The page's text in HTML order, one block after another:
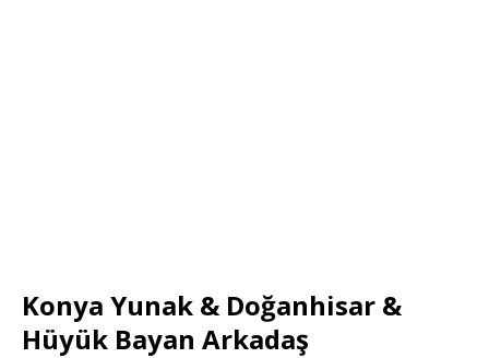
Konya Yunak & Doğanhisar &
Hüyük Bayan Arkadaş